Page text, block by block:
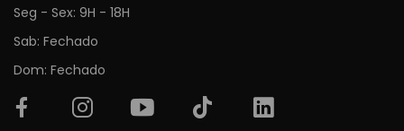
Seg - Sex: 9H - 18H
Sab: Fechado
Dom: Fechado